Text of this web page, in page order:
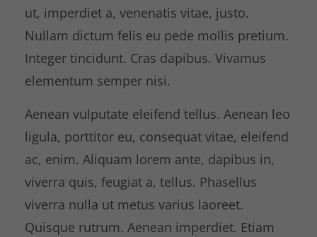
ut, imperdiet a, venenatis vitae, justo.
Nullam dictum felis eu pede mollis pretium.
Integer tincidunt. Cras dapibus. Vivamus
elementum semper nisi.
Aenean vulputate eleifend tellus. Aenean leo
ligula, porttitor eu, consequat vitae, eleifend
ac, enim. Aliquam lorem ante, dapibus in,
viverra quis, feugiat a, tellus. Phasellus
viverra nulla ut metus varius laoreet.
Quisque rutrum. Aenean imperdiet. Etiam